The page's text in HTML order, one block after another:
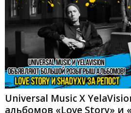
Universal Music X
альбомов «Love Story» и